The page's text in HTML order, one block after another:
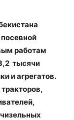
работам
тысячи
и агрегатов.